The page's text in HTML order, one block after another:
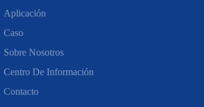
Aplicación
Caso
Sobre Nosotros
Centro De Información
Contacto